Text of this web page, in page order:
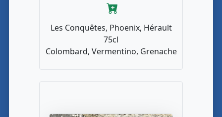
Les Conquêtes, Phoenix, Hérault
75cl
Colombard, Vermentino, Grenache